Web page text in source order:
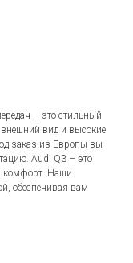
– это стильный
внешний вид и высокие
заказ из Европы вы
Audi Q3 – это
комфорт. Наши
обеспечивая вам